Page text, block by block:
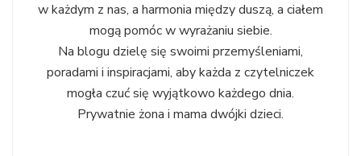
w każdym z nas, a harmonia między duszą, a ciałem
mogą pomóc w wyrażaniu siebie.
Na blogu dzielę się swoimi przemyśleniami,
poradami i inspiracjami, aby każda z czytelniczek
mogła czuć się wyjątkowo każdego dnia.
Prywatnie żona i mama dwójki dzieci.